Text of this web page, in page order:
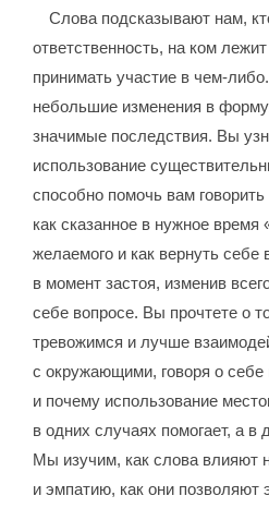
Слова подсказывают нам,
ответственность, на ком
принимать участие в чем-
небольшие изменения в
значимые последствия. Вы
использование
способно помочь вам
как сказанное в нужное время
желаемого и как вернуть себе
в момент застоя, изменив
себе вопросе. Вы прочтете о
тревожимся и лучше
с окружающими, говоря о себе
и почему использование
в одних случаях помогает, а в
Мы изучим, как слова влияют
и эмпатию, как они позволяют